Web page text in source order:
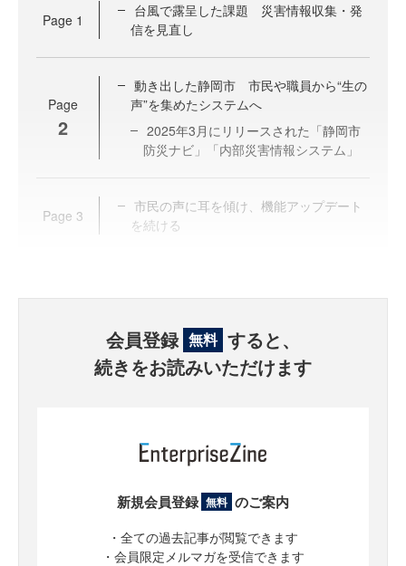
Page 1
台風で露呈した課題 災害情報収集・発
信を見直し
Page
2
動き出した静岡市 市民や職員から“生の
声”を集めたシステムへ
2025年3月にリリースされた「静岡市
防災ナビ」「内部災害情報システム」
Page 3
市民の声に耳を傾け、機能アップデート
を続ける
会員登録 無料 すると、
続きをお読みいただけます
新規会員登録 無料 のご案内
・全ての過去記事が閲覧できます
・会員限定メルマガを受信できます